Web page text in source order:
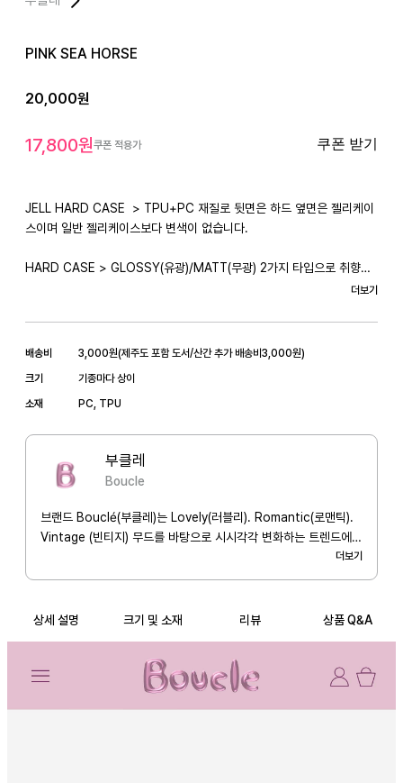
PINK SEA HORSE
20,000원
17,800원쿠폰 적용가 쿠폰 받기
JELL HARD CASE  > TPU+PC 재질로 뒷면은 하드 옆면은 젤리케이
스이며 일반 젤리케이스보다 변색이 없습니다.
HARD CASE > GLOSSY(유광)/MATT(무광) 2가지 타입으로 취향에
CARD CASE > MATT(무광) 한가지 타입으로 카드 1장 수납이 가능하
며 대중교통 이용시 수납한 상태로 태깅이 가능합니다.
더보기
배송비 3,000원(제주도 포함 도서/산간 추가 배송비3,000원)
크기
기종마다 상이
소재
PC, TPU
부클레
Boucle
브랜드 Bouclé(부클레)는 Lovely(러블리). Romantic(로맨틱).
Vintage (빈티지) 무드를 바탕으로 시시각각 변화하는 트렌드에
어우러지는 다양한 감성들을 담아내고자 합니다. 저희 부클레에서
다양한 감성을 만나보세요!
더보기
상세 설명 크기 및 소재 리뷰 상품 Q&A